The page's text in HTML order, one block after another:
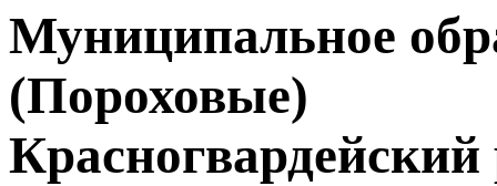
Муниципальное
(Пороховые)
Красногвардейский